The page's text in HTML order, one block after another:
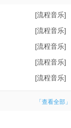
[流程音乐]
[流程音乐]
[流程音乐]
[流程音乐]
[流程音乐]
「查看全部」